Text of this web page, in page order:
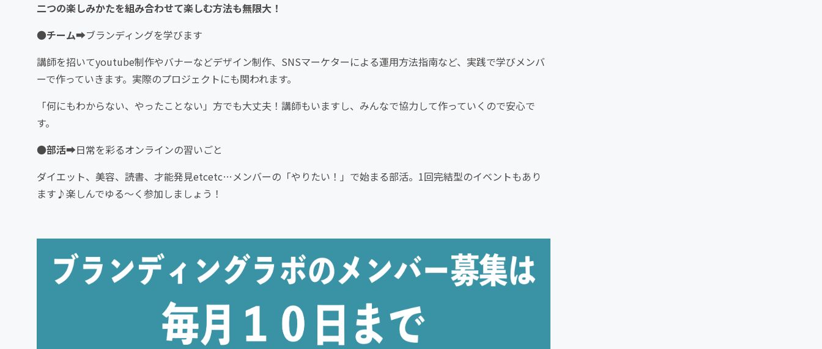
二つの楽しみかたを組み合わせて楽しむ方法も無限大！
●チーム➡︎ブランディングを学びます
講師を招いてyoutube制作やバナーなどデザイン制作、SNSマーケターによる運用方法指南など、実践で学びメンバ
ーで作っていきます。実際のプロジェクトにも関われます。
「何にもわからない、やったことない」方でも大丈夫！講師もいますし、みんなで協力して作っていくので安心で
す。
●部活➡︎日常を彩るオンラインの習いごと
ダイエット、美容、読書、才能発見etcetc…メンバーの「やりたい！」で始まる部活。1回完結型のイベントもあり
ます♪楽しんでゆる〜く参加しましょう！